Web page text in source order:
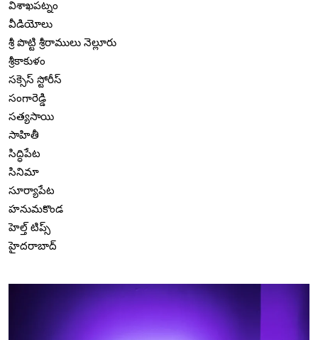
విశాఖపట్నం
వీడియోలు
శ్రీ పొట్టి శ్రీరాములు నెల్లూరు
శ్రీకాకుళం
సక్సెస్ స్టోరీస్
సంగారెడ్డి
సత్యసాయి
సాహితీ
సిద్ధిపేట
సినిమా
సూర్యాపేట
హనుమకొండ
హెల్త్ టిప్స్
హైదరాబాద్